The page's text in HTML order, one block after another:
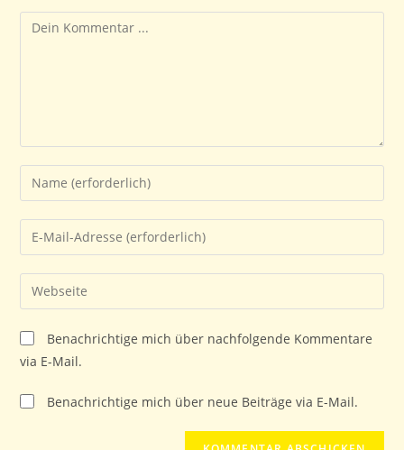
Kommentieren
Gib
deinen
Namen
oder
zum
Kommentieren
ein
Gib
deine
E-
Mail-
zum
Kommentieren
Gib
deine
Website-
URL
(optional)
Benachrichtige mich über nachfolgende Kommentare
via E-Mail.
Benachrichtige mich über neue Beiträge via E-Mail.